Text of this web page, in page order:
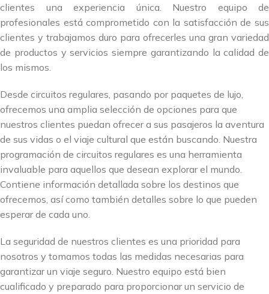
clientes una experiencia única. Nuestro equipo de
profesionales está comprometido con la satisfacción de sus
clientes y trabajamos duro para ofrecerles una gran variedad
de productos y servicios siempre garantizando la calidad de
los mismos.
Desde circuitos regulares, pasando por paquetes de lujo,
ofrecemos una amplia selección de opciones para que
nuestros clientes puedan ofrecer a sus pasajeros la aventura
de sus vidas o el viaje cultural que están buscando. Nuestra
programación de circuitos regulares es una herramienta
invaluable para aquellos que desean explorar el mundo.
Contiene información detallada sobre los destinos que
ofrecemos, así como también detalles sobre lo que pueden
esperar de cada uno.
La seguridad de nuestros clientes es una prioridad para
nosotros y tomamos todas las medidas necesarias para
garantizar un viaje seguro. Nuestro equipo está bien
cualificado y preparado para proporcionar un servicio de